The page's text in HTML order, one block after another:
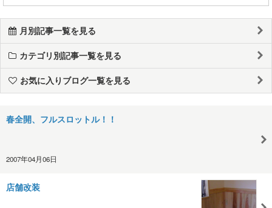
月別記事一覧を見る
カテゴリ別記事一覧を見る
お気に入りブログ一覧を見る
春全開、フルスロットル！！
2007年04月06日
店舗改装